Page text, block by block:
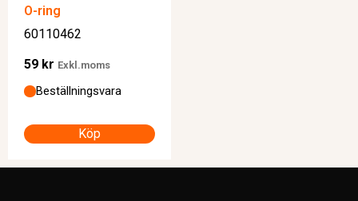
O-ring
60110462
59 kr Exkl.moms
Beställningsvara
Köp